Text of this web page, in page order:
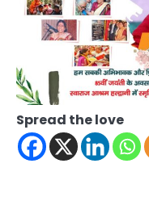
Spread the love